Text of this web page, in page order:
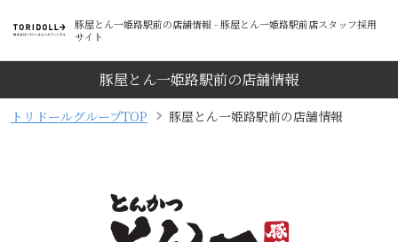
豚屋とん一姫路駅前の店舗情報 - 豚屋とん一姫路駅前店スタッフ採用
サイト
豚屋とん一姫路駅前の店舗情報
トリドールグループTOP 豚屋とん一姫路駅前の店舗情報